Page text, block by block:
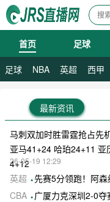
首页 足球
足球 NBA 英超 西甲
最新资讯
马刺双加时胜雷霆抢占先
亚马41+24 哈珀24+11 亚
4+12
26-05-19 12:29
英超
先赛5分领跑！阿森纳
CBA
广厦力克深圳2-0
08月07日 星期五
08月08日 星期六